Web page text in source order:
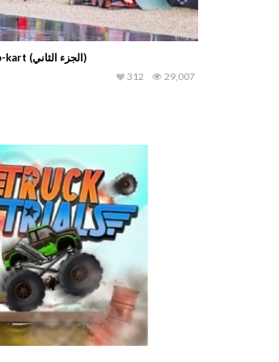
تجربة الفورمولا 1 مع Go-kart (الجزء الثاني)
29,007
312